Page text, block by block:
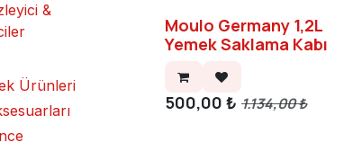
&
Ürünleri
Moulo Germany 1,2L
Yemek Saklama Kabı
500,00 ₺ 1.134,00₺